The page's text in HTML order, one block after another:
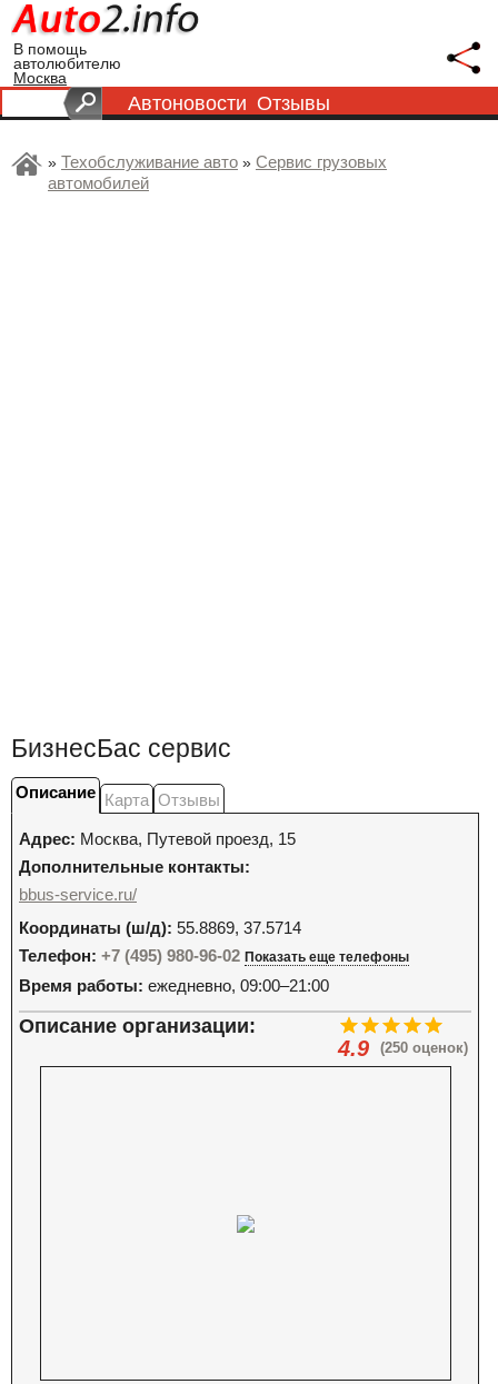
В помощь
автолюбителю
Москва
Автоновости Отзывы
» Техобслуживание авто » Сервис грузовых
автомобилей
БизнесБас сервис
Описание Карта Отзывы
Адрес: Москва, Путевой проезд, 15
Дополнительные контакты:
bbus-service.ru/
Координаты (ш/д): 55.8869, 37.5714
Телефон: +7 (495) 980-96-02 Показать еще телефоны
Время работы: ежедневно, 09:00–21:00
(250 оценок)
4.9
Описание организации: